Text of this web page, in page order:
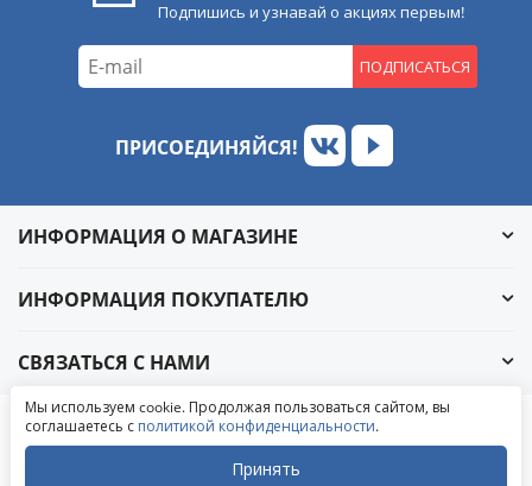
Подпишись и узнавай о акциях первым!
ПОДПИСАТЬСЯ
ПРИСОЕДИНЯЙСЯ!
ИНФОРМАЦИЯ О МАГАЗИНЕ
ИНФОРМАЦИЯ ПОКУПАТЕЛЮ
СВЯЗАТЬСЯ С НАМИ
© 2004-2026 «УралАвтоСаунд»
Написать в ВКонтакте
Написать в MAX
Мы используем cookie. Продолжая пользоваться сайтом, вы
соглашаетесь с политикой конфиденциальности.
Принять